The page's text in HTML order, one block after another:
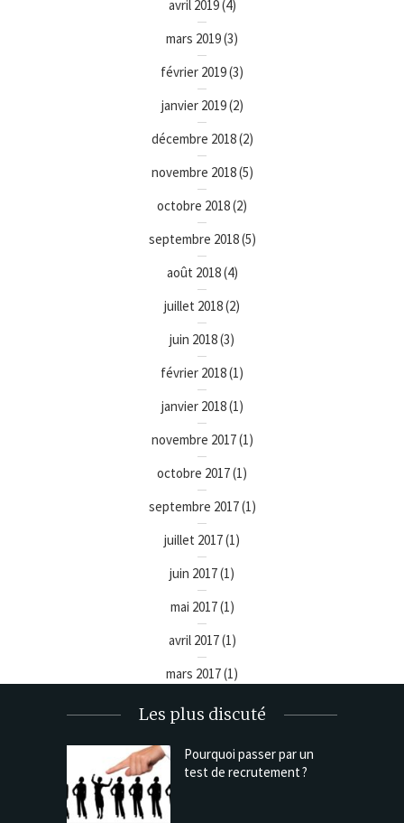
avril 2019(4)
mars 2019(3)
février 2019(3)
janvier 2019(2)
décembre 2018(2)
novembre 2018(5)
octobre 2018(2)
septembre 2018(5)
août 2018(4)
juillet 2018(2)
juin 2018(3)
février 2018(1)
janvier 2018(1)
novembre 2017(1)
octobre 2017(1)
septembre 2017(1)
juillet 2017(1)
juin 2017(1)
mai 2017(1)
avril 2017(1)
mars 2017(1)
Les plus discuté
Pourquoi passer par un
test de recrutement ?